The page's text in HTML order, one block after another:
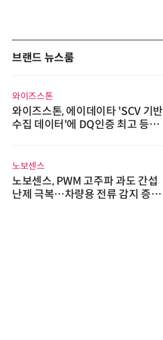
브랜드 뉴스룸
와이즈스톤
와이즈스톤, 에이데이타 'SCV 기반
수집 데이터'에 DQ인증 최고 등급
노보센스
노보센스, PWM 고주파 과도 간섭
난제 극복…차량용 전류 감지 증폭